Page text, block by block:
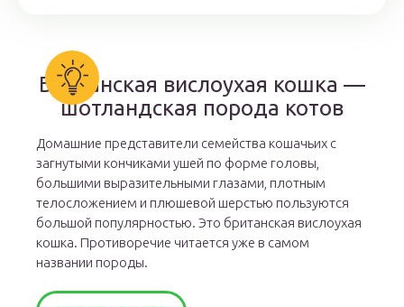
Британская вислоухая кошка —
шотландская порода котов
Домашние представители семейства кошачьих с
загнутыми кончиками ушей по форме головы,
большими выразительными глазами, плотным
телосложением и плюшевой шерстью пользуются
большой популярностью. Это британская вислоухая
кошка. Противоречие читается уже в самом
названии породы.